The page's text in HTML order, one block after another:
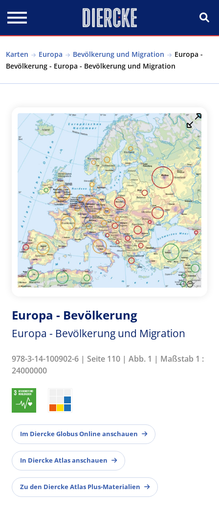
Karten Europa Bevölkerung und Migration
Europa -
Bevölkerung - Europa - Bevölkerung und Migration
Europa - Bevölkerung
Europa - Bevölkerung und Migration
978-3-14-100902-6 | Seite 110 | Abb. 1 | Maßstab 1 :
24000000
Im Diercke Globus Online anschauen
In Diercke Atlas anschauen
Zu den Diercke Atlas Plus-Materialien